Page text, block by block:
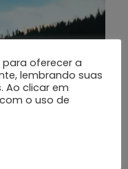
oferecer a
lembrando suas
Ao clicar em
o uso de